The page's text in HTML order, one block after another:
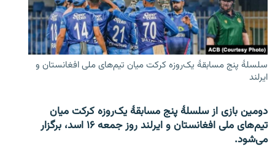
سلسلۀ پنج مسابقۀ یک‌روزه کرکت میان تیم‌های ملی افغانستان و
ایرلند
دومین بازی از سلسلۀ پنج مسابقۀ یک‌روزه کرکت میان
تیم‌های ملی افغانستان و ایرلند روز جمعه ۱۶ اسد، برگزار
می‌شود.